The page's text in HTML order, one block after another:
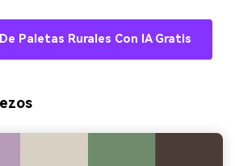
Paletas Rurales Con IA Gratis